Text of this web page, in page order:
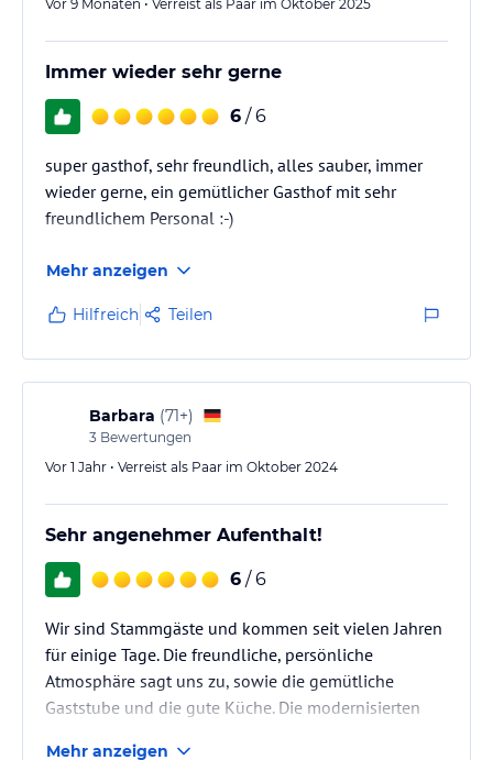
Vor 9 Monaten • Verreist als Paar im Oktober 2025
Immer wieder sehr gerne
6 / 6
super gasthof, sehr freundlich, alles sauber, immer
wieder gerne, ein gemütlicher Gasthof mit sehr
freundlichem Personal :-)
Mehr anzeigen
Hilfreich Teilen
Barbara (71+)
3 Bewertungen
Vor 1 Jahr • Verreist als Paar im Oktober 2024
Sehr angenehmer Aufenthalt!
6 / 6
Wir sind Stammgäste und kommen seit vielen Jahren
für einige Tage. Die freundliche, persönliche
Atmosphäre sagt uns zu, sowie die gemütliche
Gaststube und die gute Küche. Die modernisierten
Mehr anzeigen